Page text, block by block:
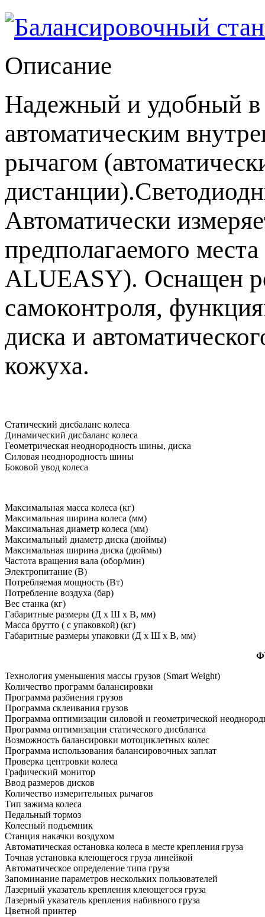
Описание
Надежный и удобный в
автоматическим
рычагом
Автоматически
предполагаемого
ALUEASY). Оснащен
самоконтроля,
диска и
кожуха.
Статический дисбаланс колеса
Динамический дисбаланс колеса
Геометрическая неоднородность шины, диска
Силовая неоднородность шины
Боковой увод колеса
Максимальная масса колеса (кг)
Максимальная ширина колеса (мм)
Максимальная диаметр колеса (мм)
Максимальный диаметр диска (дюймы)
Максимальная ширина диска (дюймы)
Частота вращения вала (обор/мин)
Электропитание (В)
Потребляемая мощность (Вт)
Потребление воздуха (бар)
Вес станка (кг)
Габаритные размеры (Д х Ш х В, мм)
Масса брутто ( с упаковкой) (кг)
Габаритные размеры упаковки (Д х Ш х В, мм)
Технология уменьшения массы грузов (Smart Weight)
Количество программ балансировки
Программа разбиения грузов
Программа склеивания грузов
Программа оптимизации силовой и геометрической
Программа оптимизации статического дисбланса
Возможность балансировки мотоциклетных колес
Программа использования балансировочных заплат
Проверка центровки колеса
Графический монитор
Ввод размеров дисков
Количество измерительных рычагов
Тип зажима колеса
Педальный тормоз
Колесный подъемник
Станция накачки воздухом
Автоматическая остановка колеса в месте крепления груза
Точная установка клеющегося груза линейкой
Автоматическое определение типа груза
Запоминание параметров нескольких пользователей
Лазерный указатель крепления клеющегося груза
Лазерный указатель крепления набивного груза
Цветной принтер